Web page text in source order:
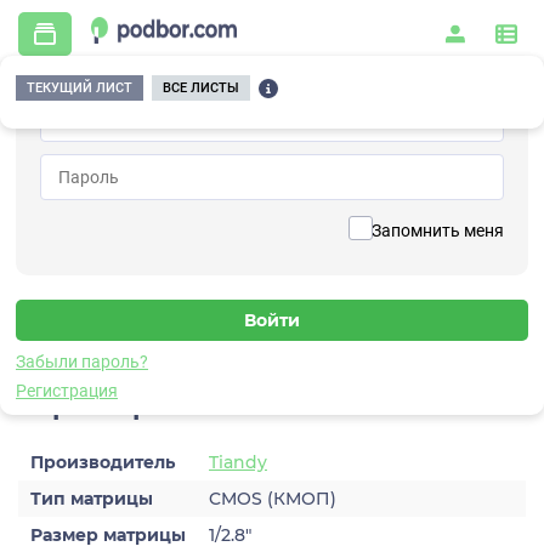
Запомнить меня
Забыли пароль?
Регистрация
ТЕКУЩИЙ ЛИСТ ВСЕ ЛИСТЫ
Главная / Видеонаблюдение / Видеокамеры / IP /
TC-C32XP Spec:I3W/E/Y/M/2.8mm/V4.2
Spec:I3W/E/Y/M/2.8mm/V4.2
Видеокамера IP
Характеристики
Производитель
Tiandy
Тип матрицы
CMOS (КМОП)
Размер матрицы
1/2.8″